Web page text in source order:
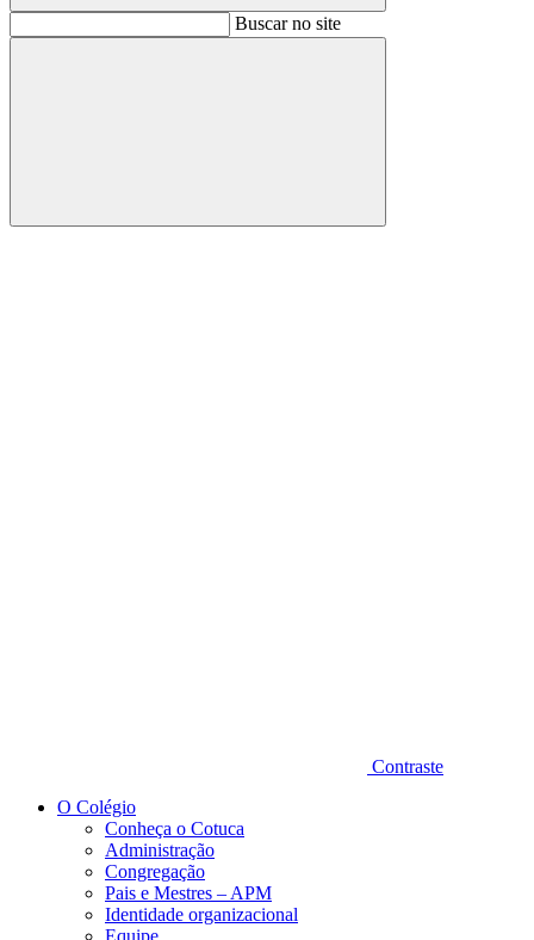
BuscarBuscar no site
Buscar
Contraste
O Colégio
Conheça o Cotuca
Administração
Congregação
Pais e Mestres – APM
Identidade organizacional
Equipe